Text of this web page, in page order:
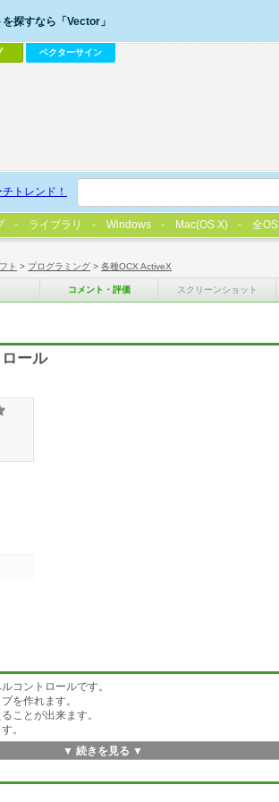
ト > プログラミング > 各種OCX ActiveX
コメント・評価 スクリーンショット
ール
コントロールです。
を作れます。
ことが出来ます。
。
列を順次表示も出来ます。
。
▼ 続きを見る ▼
探すなら「Vector」
ベクターサイン
トレンド！
ライブラリ Windows Mac(OS X) 全OS